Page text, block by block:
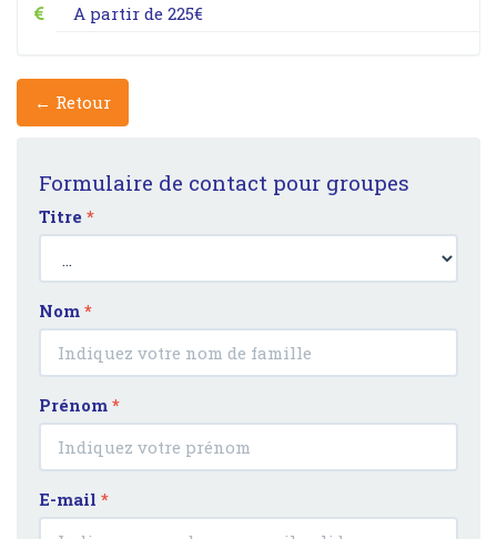
A partir de 225€
← Retour
Formulaire de contact pour groupes
Titre *
Nom *
Prénom *
E-mail *